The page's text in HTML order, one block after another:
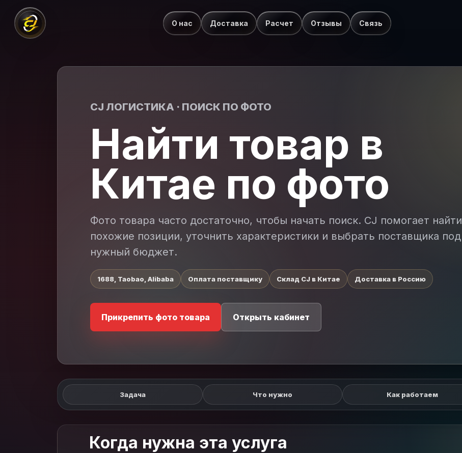
О нас Доставка Расчет Отзывы Связь
CJ ЛОГИСТИКА · ПОИСК ПО ФОТО
Найти товар в
Китае по фото
Фото товара часто достаточно, чтобы начать поиск. CJ помогает найти
похожие позиции, уточнить характеристики и выбрать поставщика под
нужный бюджет.
1688, Taobao, Alibaba Оплата поставщику Склад CJ в Китае Доставка в Россию
Прикрепить фото товара Открыть кабинет
Задача Что нужно Как работаем
Когда нужна эта услуга